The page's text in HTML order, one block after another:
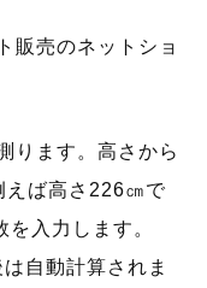
販売のネットショ
ります。高さから
えば高さ226㎝で
入力します。
自動計算されま